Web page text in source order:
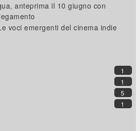
anteprima il 10 giugno con
voci emergenti del cinema indie
1
1
5
1